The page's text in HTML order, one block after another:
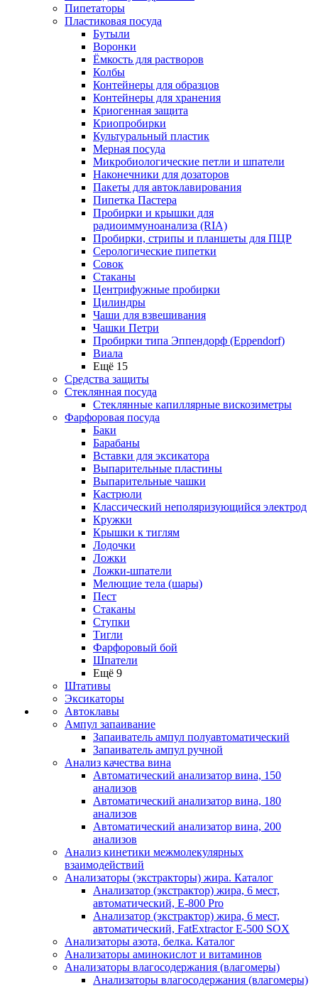
Пипетаторы
Пластиковая посуда
Бутыли
Воронки
Ёмкость для растворов
Колбы
Контейнеры для образцов
Контейнеры для хранения
Криогенная защита
Криопробирки
Культуральный пластик
Мерная посуда
Микробиологические петли и шпатели
Наконечники для дозаторов
Пакеты для автоклавирования
Пипетка Пастера
Пробирки и крышки для
радиоиммуноанализа (RIA)
Пробирки, стрипы и планшеты для ПЦР
Серологические пипетки
Совок
Стаканы
Центрифужные пробирки
Цилиндры
Чаши для взвешивания
Чашки Петри
Пробирки типа Эппендорф (Eppendorf)
Виала
Ещё 15
Средства защиты
Стеклянная посуда
Стеклянные капиллярные вискозиметры
Фарфоровая посуда
Баки
Барабаны
Вставки для эксикатора
Выпарительные пластины
Выпарительные чашки
Кастрюли
Классический неполяризующийся электрод
Кружки
Крышки к тиглям
Лодочки
Ложки
Ложки-шпатели
Мелющие тела (шары)
Пест
Стаканы
Ступки
Тигли
Фарфоровый бой
Шпатели
Ещё 9
Штативы
Эксикаторы
Автоклавы
Ампул запаивание
Запаиватель ампул полуавтоматический
Запаиватель ампул ручной
Анализ качества вина
Автоматический анализатор вина, 150
анализов
Автоматический анализатор вина, 180
анализов
Автоматический анализатор вина, 200
анализов
Анализ кинетики межмолекулярных
взаимодействий
Анализаторы (экстракторы) жира. Каталог
Анализатор (экстрактор) жира, 6 мест,
автоматический, E-800 Pro
Анализатор (экстрактор) жира, 6 мест,
автоматический, FatExtractor E-500 SOX
Анализаторы азота, белка. Каталог
Анализаторы аминокислот и витаминов
Анализаторы влагосодержания (влагомеры)
Анализаторы влагосодержания (влагомеры)